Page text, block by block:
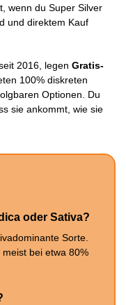
wenn du Super Silver
und direktem Kauf
2016, legen Gratis-
100% diskreten
Optionen. Du
sie ankommt, wie sie
oder Sativa?
Sorte.
bei etwa 80%